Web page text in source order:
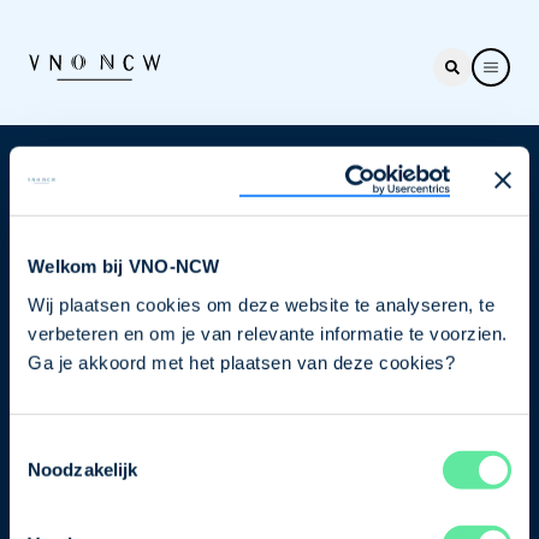
Welkom bij VNO-NCW
Wij plaatsen cookies om deze website te analyseren, te
verbeteren en om je van relevante informatie te voorzien.
Ga je akkoord met het plaatsen van deze cookies?
Noodzakelijk
Nieuwsbrief
je nu in voor de VNO-NCW nieuwsbrief.
Schrijf je in
Direct naar
Ons verhaal